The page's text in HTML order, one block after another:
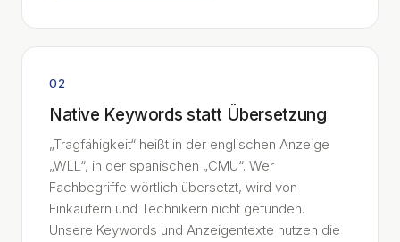
02
Native Keywords statt Übersetzung
„Tragfähigkeit“ heißt in der englischen Anzeige
„WLL“, in der spanischen „CMU“. Wer
Fachbegriffe wörtlich übersetzt, wird von
Einkäufern und Technikern nicht gefunden.
Unsere Keywords und Anzeigentexte nutzen die